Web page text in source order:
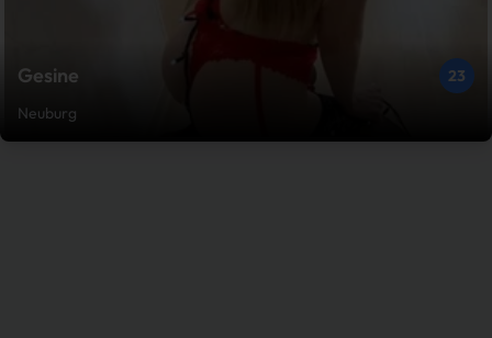
Gesine
23
Neuburg